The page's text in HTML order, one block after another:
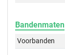
Bandenmaten
Voorbanden